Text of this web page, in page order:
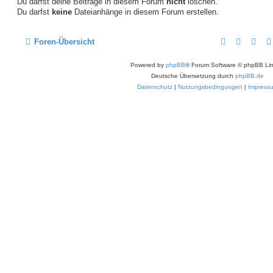
Du darfst keine Dateianhänge in diesem Forum erstellen.
Foren-Übersicht
Powered by phpBB® Forum Software © phpBB
Deutsche Übersetzung durch phpBB.de
Datenschutz| Nutzungsbedingungen |